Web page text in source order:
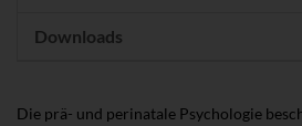
Downloads
Die prä- und perinatale Psychologie